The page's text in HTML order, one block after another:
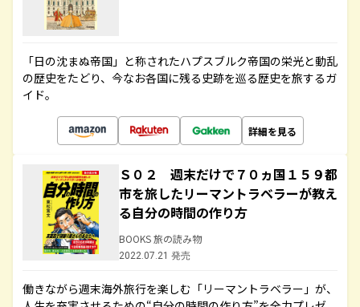
「日の沈まぬ帝国」と称されたハプスブルク帝国の栄光と動乱
の歴史をたどり、今なお各国に残る史跡を巡る歴史を旅するガ
イド。
詳細を見る
Ｓ０２ 週末だけで７０ヵ国１５９都
市を旅したリーマントラベラーが教え
る自分の時間の作り方
BOOKS 旅の読み物
2022.07.21 発売
働きながら週末海外旅行を楽しむ「リーマントラベラー」が、